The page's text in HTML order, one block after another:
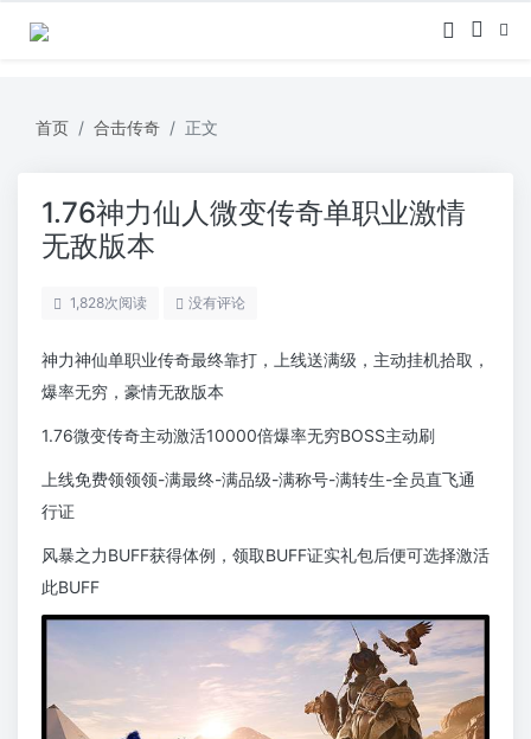
首页 合击传奇 正文
1.76神力仙人微变传奇单职业激情
无敌版本
1,828次阅读 没有评论
神力神仙单职业传奇最终靠打，上线送满级，主动挂机拾取，
爆率无穷，豪情无敌版本
1.76微变传奇主动激活10000倍爆率无穷BOSS主动刷
上线免费领领领-满最终-满品级-满称号-满转生-全员直飞通
行证
风暴之力BUFF获得体例，领取BUFF证实礼包后便可选择激活
此BUFF